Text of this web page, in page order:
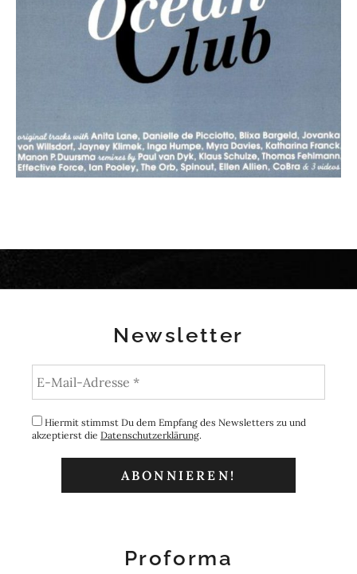
Newsletter
Hiermit stimmst Du dem Empfang des Newsletters zu und
akzeptierst die Datenschutzerklärung.
Proforma